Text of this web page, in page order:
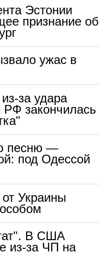
Эстонии
признание об
ужас в
за удара
закончилась
песню —
под Одессой
Украины
В США
из-за ЧП на